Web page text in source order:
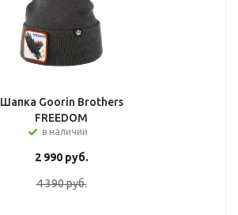
Шапка Goorin Brothers
FREEDOM
в наличии
2 990руб.
4 390руб.